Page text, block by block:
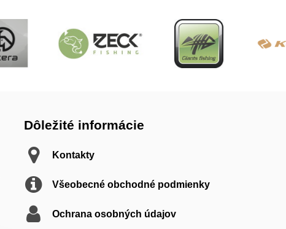
Dôležité informácie
Kontakty
Všeobecné obchodné podmienky
Ochrana osobných údajov